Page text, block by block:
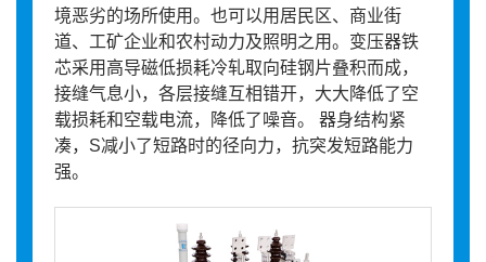
境恶劣的场所使用。也可以用居民区、商业街
道、工矿企业和农村动力及照明之用。变压器铁
芯采用高导磁低损耗冷轧取向硅钢片叠积而成，
接缝气息小，各层接缝互相错开，大大降低了空
载损耗和空载电流，降低了噪音。 器身结构紧
凑，S减小了短路时的径向力，抗突发短路能力
强。